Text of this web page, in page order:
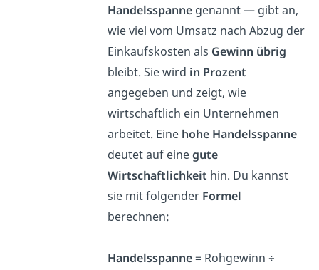
Handelsspannegenannt — gibt an,
wie viel vom Umsatz nach Abzug der
Einkaufskosten als Gewinn übrig
bleibt. Sie wird in Prozent
angegeben und zeigt, wie
wirtschaftlich ein Unternehmen
arbeitet. Eine hohe Handelsspanne
deutet auf einegute
Wirtschaftlichkeit hin. Du kannst
sie mit folgender Formel
berechnen:
Handelsspanne= Rohgewinn ÷